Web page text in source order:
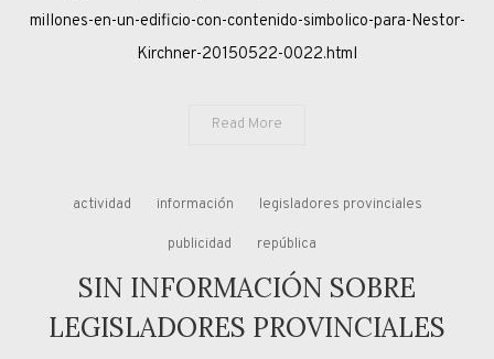
millones-en-un-edificio-con-contenido-simbolico-para-Nestor-
Kirchner-20150522-0022.html
Read More
actividad información legisladores provinciales
publicidad república
SIN INFORMACIÓN SOBRE
LEGISLADORES PROVINCIALES